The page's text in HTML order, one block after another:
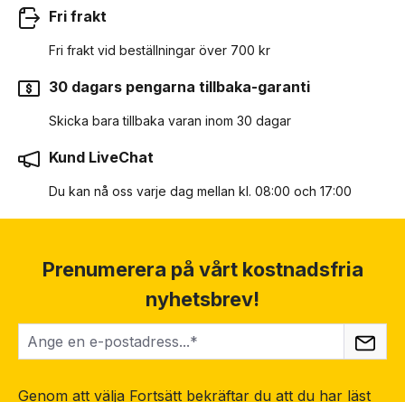
Fri frakt
Fri frakt vid beställningar över 700 kr
30 dagars pengarna tillbaka-garanti
Skicka bara tillbaka varan inom 30 dagar
Kund LiveChat
Du kan nå oss varje dag mellan kl. 08:00 och 17:00
Prenumerera på vårt kostnadsfria
nyhetsbrev!
Genom att välja Fortsätt bekräftar du att du har läst